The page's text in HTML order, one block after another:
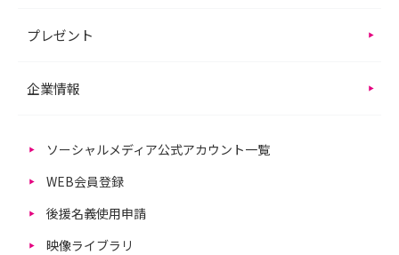
プレゼント
企業情報
ソーシャルメディア公式アカウント一覧
WEB会員登録
後援名義使用申請
映像ライブラリ